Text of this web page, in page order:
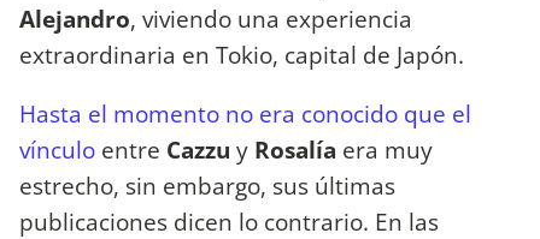
Alejandro, viviendo una experiencia
extraordinaria en Tokio, capital de Japón.
Hasta el momento no era conocido que el
vínculo entre Cazzu y Rosalía era muy
estrecho, sin embargo, sus últimas
publicaciones dicen lo contrario. En las